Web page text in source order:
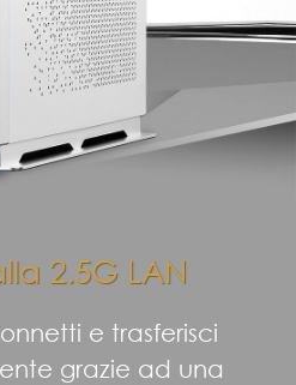
2.5G LAN
e trasferisci
grazie ad una